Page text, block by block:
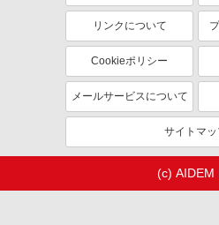
リンクについて
Cookieポリシー
メールサービスについて
サイトマッ
(c) AIDEM